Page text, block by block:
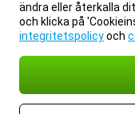
ändra eller återkalla
och klicka på
integritetspolicyoch